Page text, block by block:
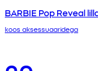
BARBIE Pop Reveal
koos aksessuaaridega